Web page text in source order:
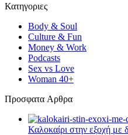
Κατηγοριες
Body & Soul
Culture & Fun
Money & Work
Podcasts
Sex vs Love
Woman 40+
Πρoσφατα Aρθρα
Καλοκαίρι στην εξοχή με